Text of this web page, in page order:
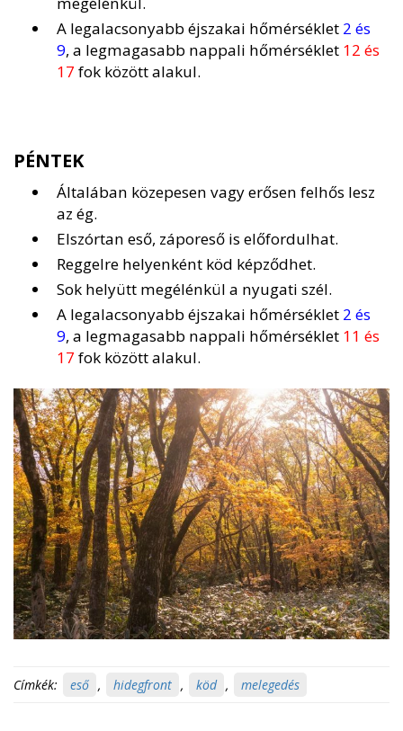
A legalacsonyabb éjszakai hőmérséklet 2 és
9, a legmagasabb nappali hőmérséklet 12 és
17 fok között alakul.
PÉNTEK
Általában közepesen vagy erősen felhős lesz
az ég.
Elszórtan eső, záporeső is előfordulhat.
Reggelre helyenként köd képződhet.
Sok helyütt megélénkül a nyugati szél.
A legalacsonyabb éjszakai hőmérséklet 2 és
9, a legmagasabb nappali hőmérséklet 11 és
17 fok között alakul.
Címkék: eső , hidegfront , köd , melegedés